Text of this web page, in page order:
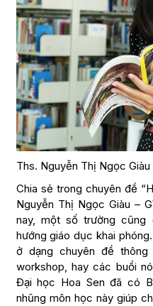
Ths. Nguyễn Thị Ngọc Giàu
Chia sẻ trong chuyên đề
Nguyễn Thị Ngọc Giàu –
nay, một số trường cũng
hướng giáo dục khai
ở dạng chuyên đề
workshop, hay các buổi
Đại học Hoa Sen đã có
nhũng môn học này giúp